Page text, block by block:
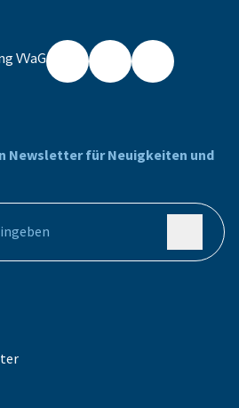
VVaG
Newsletter für Neuigkeiten und